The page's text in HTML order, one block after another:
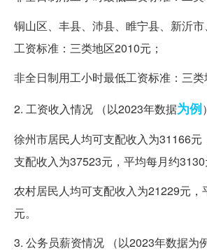
铜山区、丰县、沛县、睢宁县、新沂
工资标准：三类地区2010元；
非全日制用工小时最低工资标准：三类
2. 工资收入情况 （以2023年数据为例
徐州市居民人均可支配收入为31166元
支配收入为37523元，平均每月约3130
农村居民人均可支配收入为21229元，
元。
3. 公务员薪资情况 （以2023年数据为